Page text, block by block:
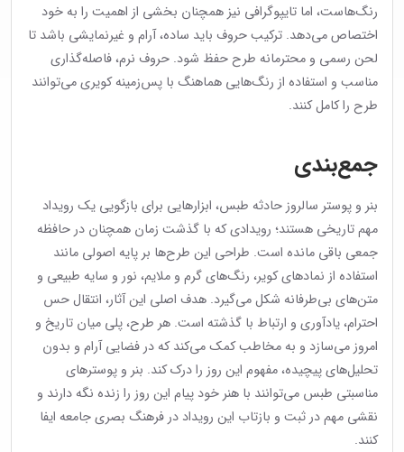
رنگ‌هاست، اما تایپوگرافی نیز همچنان بخشی از اهمیت را به خود
اختصاص می‌دهد. ترکیب حروف باید ساده، آرام و غیرنمایشی باشد تا
لحن رسمی و محترمانه طرح حفظ شود. حروف نرم، فاصله‌گذاری
مناسب و استفاده از رنگ‌هایی هماهنگ با پس‌زمینه کویری می‌توانند
طرح را کامل کنند.
جمع‌بندی
بنر و پوستر سالروز حادثه طبس، ابزارهایی برای بازگویی یک رویداد
مهم تاریخی هستند؛ رویدادی که با گذشت زمان همچنان در حافظه
جمعی باقی مانده است. طراحی این طرح‌ها بر پایه اصولی مانند
استفاده از نمادهای کویر، رنگ‌های گرم و ملایم، نور و سایه طبیعی و
متن‌های بی‌طرفانه شکل می‌گیرد. هدف اصلی این آثار، انتقال حس
احترام، یادآوری و ارتباط با گذشته است. هر طرح، پلی میان تاریخ و
امروز می‌سازد و به مخاطب کمک می‌کند که در فضایی آرام و بدون
تحلیل‌های پیچیده، مفهوم این روز را درک کند. بنر و پوسترهای
مناسبتی طبس می‌توانند با هنر خود پیام این روز را زنده نگه دارند و
نقشی مهم در ثبت و بازتاب این رویداد در فرهنگ بصری جامعه ایفا
کنند.